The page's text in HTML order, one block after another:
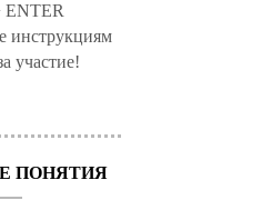
ENTER
инструкциям
участие!
ПОНЯТИЯ